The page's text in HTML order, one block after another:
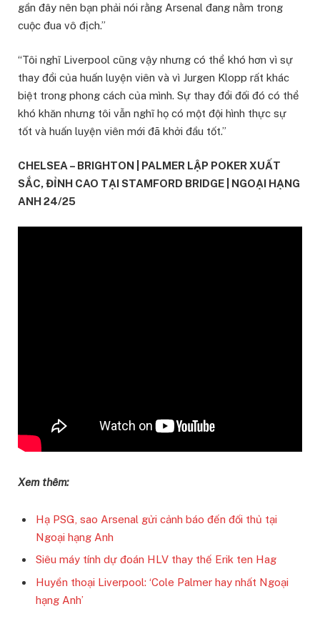
gần đây nên bạn phải nói rằng Arsenal đang nằm trong
cuộc đua vô địch.”
“Tôi nghĩ Liverpool cũng vậy nhưng có thể khó hơn vì sự
thay đổi của huấn luyện viên và vì Jurgen Klopp rất khác
biệt trong phong cách của mình. Sự thay đổi đối đó có thể
khó khăn nhưng tôi vẫn nghĩ họ có một đội hình thực sự
tốt và huấn luyện viên mới đã khởi đầu tốt.”
CHELSEA – BRIGHTON | PALMER LẬP POKER XUẤT
SẮC, ĐỈNH CAO TẠI STAMFORD BRIDGE | NGOẠI HẠNG
ANH 24/25
Xem thêm:
Hạ PSG, sao Arsenal gửi cảnh báo đến đối thủ tại
Ngoại hạng Anh
Siêu máy tính dự đoán HLV thay thế Erik ten Hag
Huyền thoại Liverpool: ‘Cole Palmer hay nhất Ngoại
hạng Anh’